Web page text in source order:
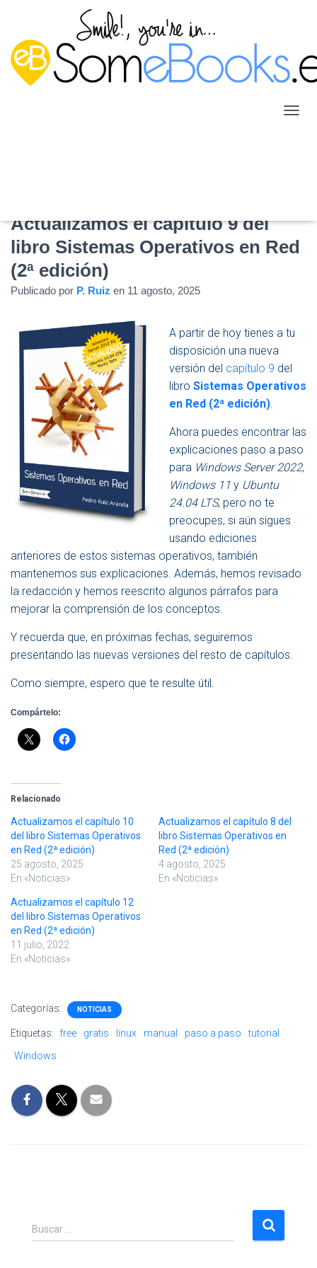
D
O
E
A
I
Actualizamos el capítulo 9 del
libro Sistemas Operativos en Red
(2ª edición)
Publicado por P. Ruiz en 11 agosto, 2025
A partir de hoy tienes a tu
disposición una nueva
versión del capítulo 9 del
libro Sistemas Operativos
en Red (2ª edición).
Ahora puedes encontrar las
explicaciones paso a paso
para Windows Server 2022,
Windows 11 y Ubuntu
24.04 LTS, pero no te
preocupes, si aún sigues
usando ediciones
anteriores de estos sistemas operativos, también
mantenemos sus explicaciones. Además, hemos revisado
la redacción y hemos reescrito algunos párrafos para
mejorar la comprensión de los conceptos.
Y recuerda que, en próximas fechas, seguiremos
presentando las nuevas versiones del resto de capítulos.
Como siempre, espero que te resulte útil.
Compártelo:
Relacionado
Actualizamos el capítulo 10
del libro Sistemas Operativos
en Red (2ª edición)
25 agosto, 2025
En «Noticias»
Actualizamos el capítulo 8 del
libro Sistemas Operativos en
Red (2ª edición)
4 agosto, 2025
En «Noticias»
Actualizamos el capítulo 12
del libro Sistemas Operativos
en Red (2ª edición)
11 julio, 2022
En «Noticias»
Categorías: NOTICIAS
Etiquetas: free gratis linux manual paso a paso
tutorial
Windows
B
u
Buscar …